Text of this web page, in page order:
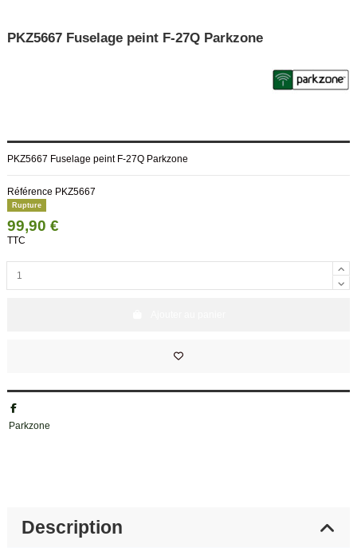
PKZ5667 Fuselage peint F-27Q Parkzone
PKZ5667 Fuselage peint F-27Q Parkzone
Référence PKZ5667
Rupture
99,90 €
TTC
Parkzone
Description